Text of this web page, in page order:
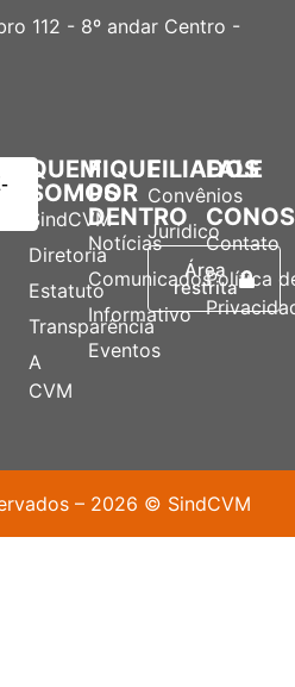
112 - 8º andar Centro -
QUEM
SOMOS
SindCVM
Diretoria
Estatuto
Transparência
A
CVM
FIQUE
POR
DENTRO
Notícias
Comunicados
Informativo
Eventos
FILIADOS
Convênios
Jurídico
Área
restrita
FALE
Contato
Política
– 2026 © SindCVM